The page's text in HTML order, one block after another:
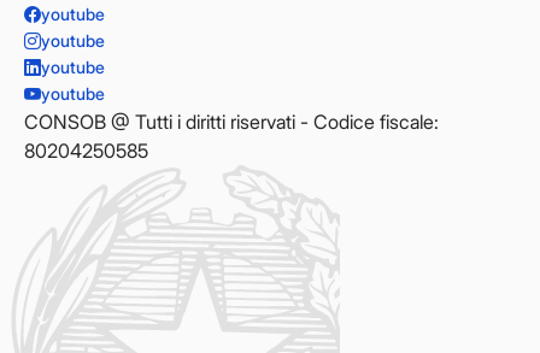
youtube
youtube
youtube
youtube
CONSOB @ Tutti i diritti riservati - Codice fiscale:
80204250585